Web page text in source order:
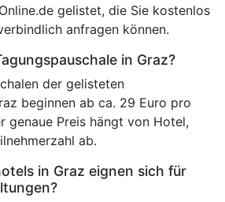
gelistet, die Sie kostenlos
anfragen können.
in Graz?
der gelisteten
beginnen ab ca. 29 Euro pro
genaue Preis hängt von Hotel,
ab.
in Graz eignen sich für